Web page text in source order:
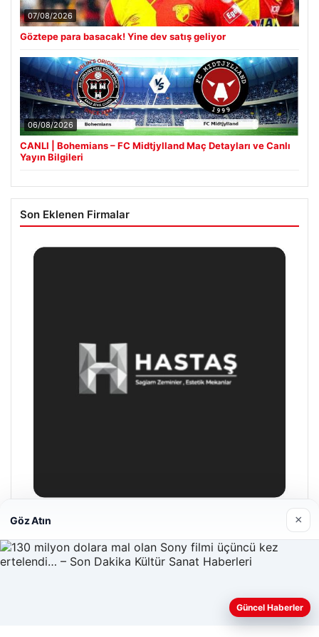
07/08/2026
Göztepe para basacak! Yine dev satış geliyor
06/08/2026
CANLI | Bohemians – FC Midtjylland Maç Detayları ve Canlı
Yayın Bilgileri
Son Eklenen Firmalar
Hastaş Beton
26/05/2026
Web sitemizi nasıl kullandığınızı daha iyi anlayabilmek,
Göz Atın ×
Güncel Haberler